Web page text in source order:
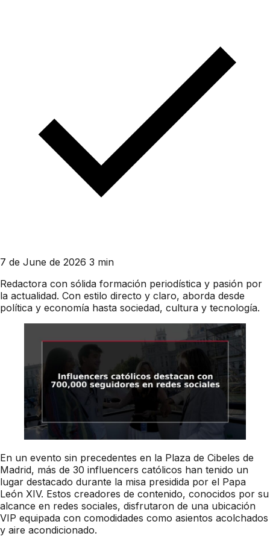
7 de June de 2026 3 min
Redactora con sólida formación periodística y pasión por
la actualidad. Con estilo directo y claro, aborda desde
política y economía hasta sociedad, cultura y tecnología.
En un evento sin precedentes en la Plaza de Cibeles de
Madrid, más de 30 influencers católicos han tenido un
lugar destacado durante la misa presidida por el Papa
León XIV. Estos creadores de contenido, conocidos por su
alcance en redes sociales, disfrutaron de una ubicación
VIP equipada con comodidades como asientos acolchados
y aire acondicionado.